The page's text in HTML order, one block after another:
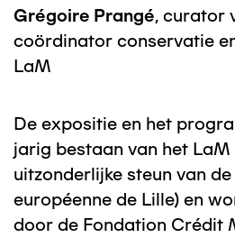
Grégoire Prangé, curator
coördinator conservatie
LaM
De expositie en het
jarig bestaan van het LaM
uitzonderlijke steun van
européenne de Lille) en
door de Fondation Crédit